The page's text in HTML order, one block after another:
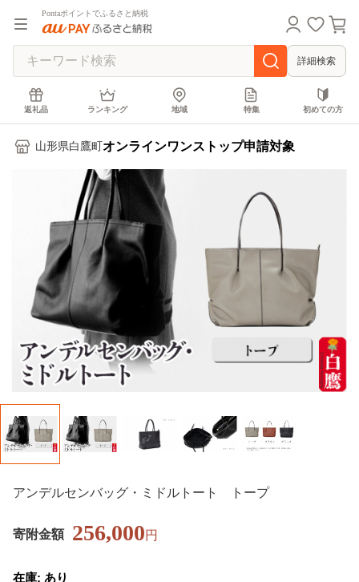
Pontaポイントでふるさと納税
詳細検索
返礼品 ランキング 地域 特集 初めての方
山形県白鷹町 オンラインワンストップ申請対象
アンデルセンバッグ・ミドルトート トープ
寄附金額 256,000円
在庫: あり